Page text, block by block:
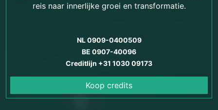
reis naar innerlijke groei en transformatie.
NL 0909-0400509
BE 0907-40096
Creditlijn +31 1030 09173
Koop credits